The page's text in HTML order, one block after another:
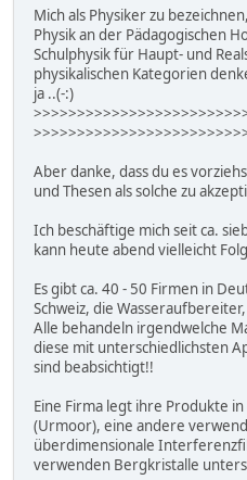
Mich als Physiker zu
Physik an der Pädagogischen
Schulphysik für Haupt- und
physikalischen Kategorien
ja ..(-:)
Aber danke, dass du es
und Thesen als solche zu
Ich beschäftige mich seit ca.
kann heute abend vielleicht
Es gibt ca. 40 - 50 Firmen in
Schweiz, die
Alle behandeln irgendwelche
diese mit unterschiedlichsten
sind beabsichtigt!!
Eine Firma legt ihre Produkte
(Urmoor), eine andere
überdimensionale
verwenden Bergkristalle